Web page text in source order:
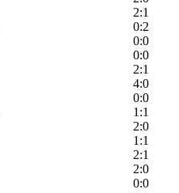
2:1
0:2
0:0
0:0
2:1
4:0
0:0
1:1
2:0
1:1
2:1
2:0
0:0